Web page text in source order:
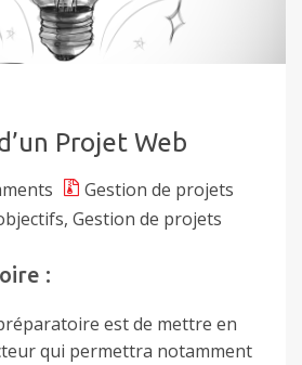
Projet Web
Gestion de projets
, Gestion de projets
:
est de mettre en
qui permettra notamment